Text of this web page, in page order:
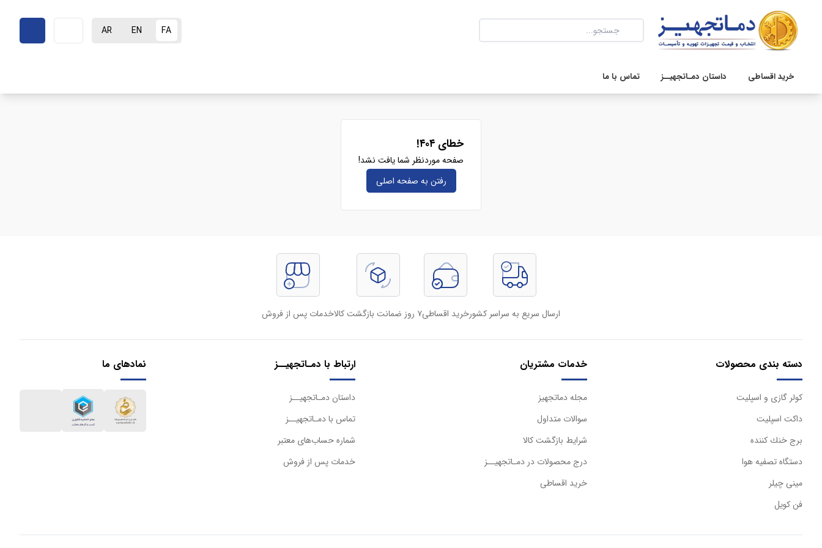
FA
EN
AR
خرید اقساطی داستان دمـاتجهیــز تماس با ما
خطای ۴۰۴!
صفحه موردنظر شما یافت نشد!
رفتن به صفحه‌ اصلی
ارسال سریع به سراسر کشورخرید اقساطی۷ روز ضمانت بازگشت کالا خدمات پس از فروش
دسته بندی محصولات
كولر گازی و اسپليت
داكت اسپليت
برج خنك كننده
دستگاه تصفيه هوا
مینی چیلر
فن کویل
خدمات مشتریان
مجله دماتجهیز
سوالات متداول
شرایط بازگشت کالا
درج محصولات در دمـاتجهیــز
خرید اقساطی
ارتباط با دمـاتجهیــز
داستان دمـاتجهیــز
تماس با دمـاتجهیــز
شماره حساب‌های معتبر
خدمات پس از فروش
نمادهای ما